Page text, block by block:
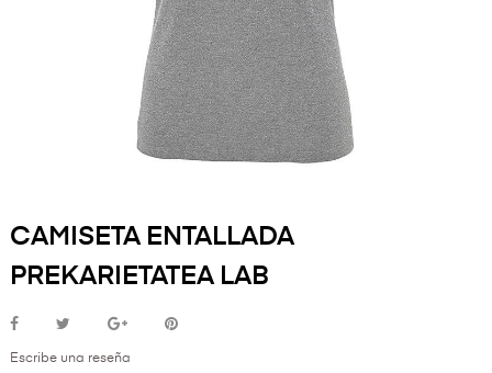
CAMISETA ENTALLADA
PREKARIETATEA LAB
Escribe una reseña